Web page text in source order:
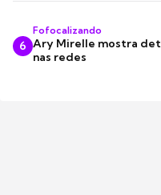
6
Fofocalizando
Ary Mirelle mostra
nas redes